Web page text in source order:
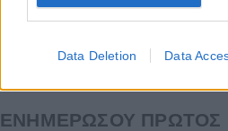
Data Deletion Data
ΕΝΗΜΕΡΩΣΟΥ ΠΡΩΤΟΣ